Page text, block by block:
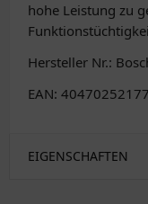
hohe Leistung zu
Hersteller Nr.:
EAN:
EIGENSCHAFTEN